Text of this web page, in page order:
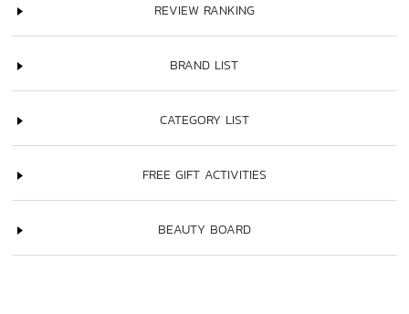
REVIEW RANKING
BRAND LIST
CATEGORY LIST
FREE GIFT ACTIVITIES
BEAUTY BOARD